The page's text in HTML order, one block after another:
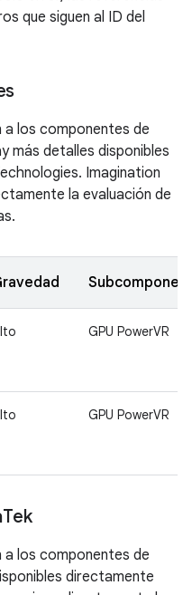
que siguen al ID del
los componentes de
más detalles disponibles
Imagination
la evaluación de
GPU PowerVR
GPU PowerVR
Tek
los componentes de
directamente